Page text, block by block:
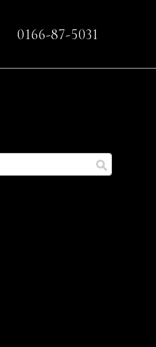
0166-87-5031